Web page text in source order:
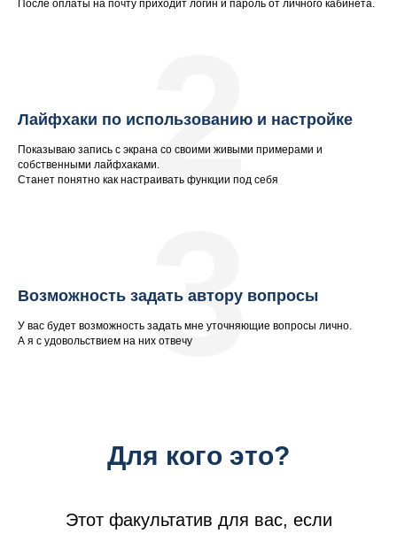
После оплаты на почту приходит логин и пароль от личного кабинета.
Лайфхаки по использованию и настройке
Показываю запись с экрана со своими живыми примерами и
собственными лайфхаками.
Станет понятно как настраивать функции под себя
2
Возможность задать автору вопросы
У вас будет возможность задать мне уточняющие вопросы лично.
А я с удовольствием на них отвечу3
Для кого это?
Этот факультатив для вас, если